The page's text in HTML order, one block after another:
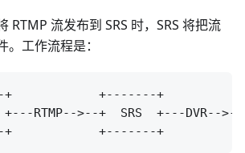
RTMP 流发布到 SRS 时，SRS 将把流
工作流程是：
+            +-------+
+---RTMP-->--+  SRS  +---DVR--